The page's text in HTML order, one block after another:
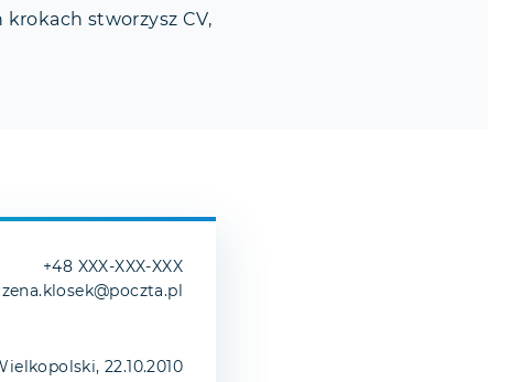
stworzysz CV,
+48 XXX-XXX-XXX
22.10.2010